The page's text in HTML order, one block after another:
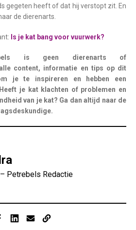
gegeten heeft of dat hij verstopt zit. En
de dierenarts.
Is je kat bang voor vuurwerk?
is geen dierenarts of
content, informatie en tips op dit
je te inspireren en hebben een
je kat klachten of problemen en
van je kat? Ga dan altijd naar de
Petrebels Redactie